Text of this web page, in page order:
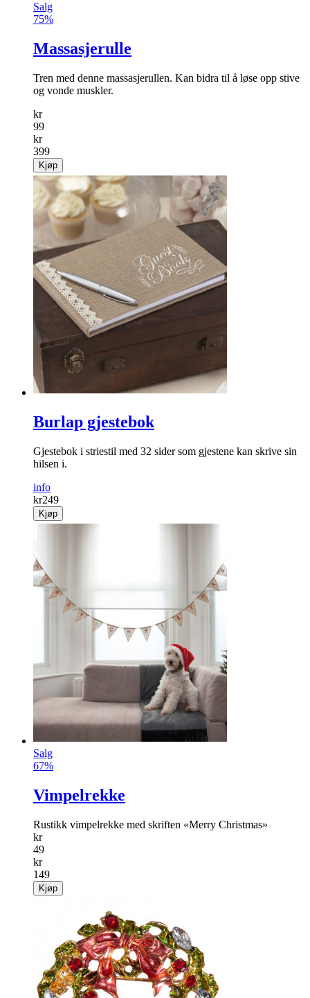
Salg
75%
Massasjerulle
Tren med denne massasjerullen. Kan bidra til å løse opp stive
og vonde muskler.
kr
99
kr
399
Kjøp
Burlap gjestebok
Gjestebok i striestil med 32 sider som gjestene kan skrive sin
hilsen i.
info
kr249
Kjøp
Salg
67%
Vimpelrekke
Rustikk vimpelrekke med skriften «Merry Christmas»
kr
49
kr
149
Kjøp